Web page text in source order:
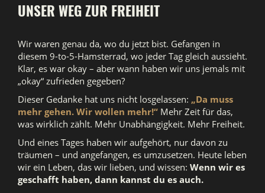
UNSER WEG ZUR FREIHEIT
Wir waren genau da, wo du jetzt bist. Gefangen in
diesem 9-to-5-Hamsterrad, wo jeder Tag gleich aussieht.
Klar, es war okay – aber wann haben wir uns jemals mit
„okay“ zufrieden gegeben?
Dieser Gedanke hat uns nicht losgelassen: „Da muss
mehr gehen. Wir wollen mehr!“ Mehr Zeit für das,
was wirklich zählt. Mehr Unabhängigkeit. Mehr Freiheit.
Und eines Tages haben wir aufgehört, nur davon zu
träumen – und angefangen, es umzusetzen. Heute leben
wir ein Leben, das wir lieben, und wissen: Wenn wir es
geschafft haben, dann kannst du es auch.